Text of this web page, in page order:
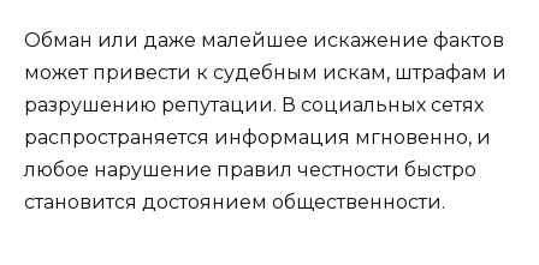
Обман или даже малейшее искажение фактов
может привести к судебным искам, штрафам и
разрушению репутации. В социальных сетях
распространяется информация мгновенно, и
любое нарушение правил честности быстро
становится достоянием общественности.